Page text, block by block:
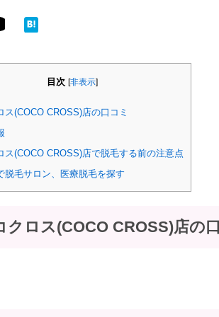
目次 [非表示]
ス(COCO CROSS)店の口コミ
ス(COCO CROSS)店で脱毛する前の注意点
脱毛サロン、医療脱毛を探す
クロス(COCO CROSS)店の